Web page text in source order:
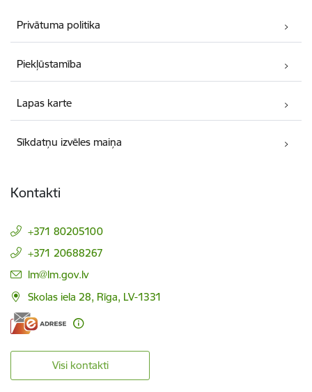
Privātuma politika
Piekļūstamība
Lapas karte
Sīkdatņu izvēles maiņa
Kontakti
+371 80205100
+371 20688267
E-pasts:
lm@lm.gov.lv
Skolas iela 28, Rīga, LV-1331
Visi kontakti